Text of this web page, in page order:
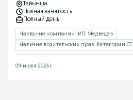
Тайынша
Полная занятость
Полный день
Название компании: ИП Медведев
Наличие водительских прав: Категории CE
09 июля 2026 г.